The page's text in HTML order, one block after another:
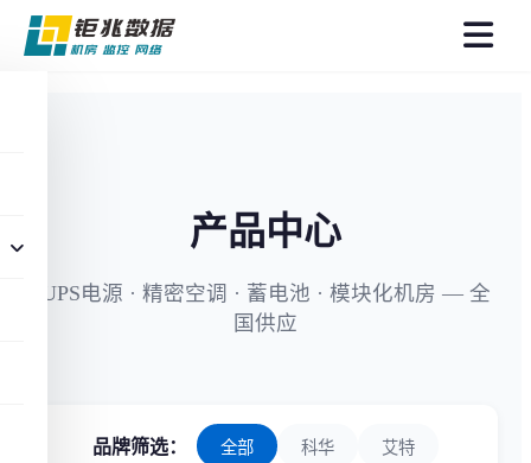
产品中心
UPS电源 · 精密空调 · 蓄电池 · 模块化机房 — 全
国供应
品牌筛选： 全部 科华 艾特